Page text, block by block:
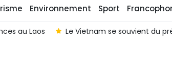
Environnement Sport
au Laos Le Vietnam se souvient du